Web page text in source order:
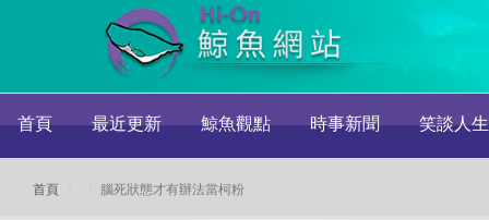
首頁 最近更新 鯨魚觀點 時事新聞 笑談人生
首頁 腦死狀態才有辦法當柯粉